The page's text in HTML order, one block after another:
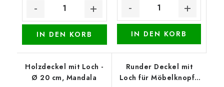
IN DEN KORB IN DEN KORB
Holzdeckel mit Loch -
Ø 20 cm, Mandala
Runder Deckel mit
Loch für Möbelknopf -